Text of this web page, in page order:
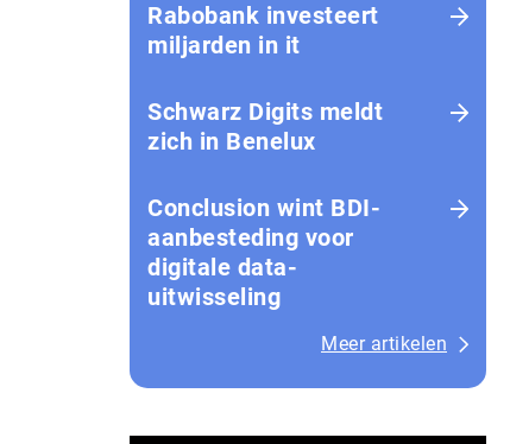
Rabobank investeert
miljarden in it
Schwarz Digits meldt
zich in Benelux
Conclusion wint BDI-
aanbesteding voor
digitale data-
uitwisseling
Meer artikelen